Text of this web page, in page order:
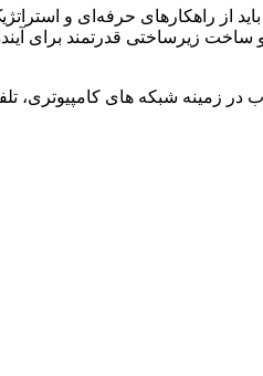
از راهکارهای حرفه‌ای و
و ساخت زیرساختی قدرتمند برای